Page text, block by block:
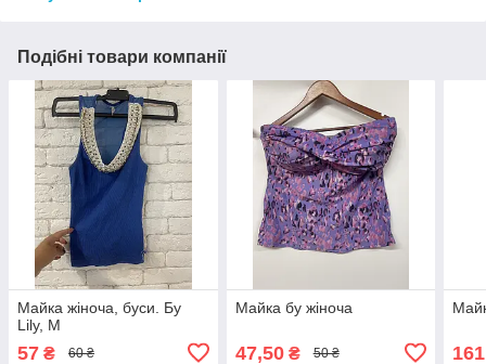
Подібні товари компанії
Майка жіноча, буси. Бу
Lily, M
57 ₴ 60 ₴
Майка бу жіноча
47,50₴ 50 ₴